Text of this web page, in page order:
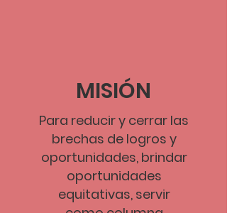
MISIÓN
Para reducir y cerrar las
brechas de logros y
oportunidades, brindar
oportunidades
equitativas, servir